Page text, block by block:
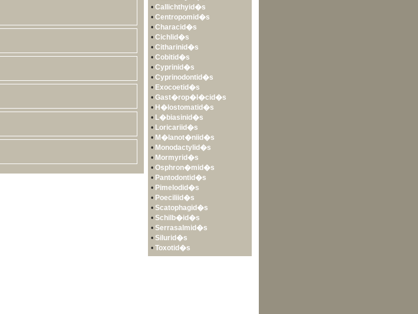
•Callichthyid�s
•Centropomid�s
•Characid�s
•Cichlid�s
•Citharinid�s
•Cobitid�s
•Cyprinid�s
•Cyprinodontid�s
• Exocoetid�s
•Gast�rop�l�cid�s
• H�lostomatid�s
• L�biasinid�s
• Loricariid�s
• M�lanot�niid�s
• Monodactylid�s
• Mormyrid�s
•Osphron�mid�s
• Pantodontid�s
• Pimelodid�s
• Poeciliid�s
•Scatophagid�s
•Schilb�id�s
•Serrasalmid�s
•Silurid�s
•Toxotid�s